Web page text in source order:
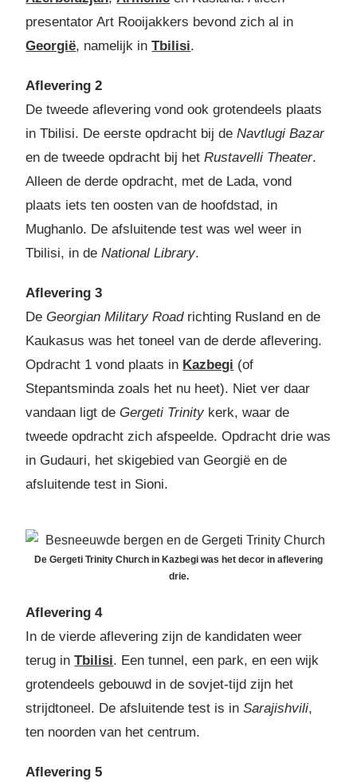
presentator Art Rooijakkers bevond zich al in
Georgië, namelijk inTbilisi.
Aflevering 2
De tweede aflevering vond ook grotendeels plaats
in Tbilisi. De eerste opdracht bij deNavtlugi Bazar
en de tweede opdracht bij hetRustavelli Theater.
Alleen de derde opdracht, met de Lada, vond
plaats iets ten oosten van de hoofdstad, in
Mughanlo. De afsluitende test was wel weer in
Tbilisi, in deNational Library.
Aflevering 3
DeGeorgian Military Roadrichting Rusland en de
Kaukasus was het toneel van de derde aflevering.
Opdracht 1 vond plaats in Kazbegi (of
Stepantsminda zoals het nu heet). Niet ver daar
vandaan ligt deGergeti Trinity kerk, waar de
tweede opdracht zich afspeelde. Opdracht drie was
in Gudauri, het skigebied van Georgië en de
afsluitende test in Sioni.
De Gergeti Trinity Church in Kazbegi was het decor in aflevering
drie.
Aflevering 4
In de vierde aflevering zijn de kandidaten weer
terug inTbilisi. Een tunnel, een park, en een wijk
grotendeels gebouwd in de sovjet-tijd zijn het
strijdtoneel. De afsluitende test is inSarajishvili,
ten noorden van het centrum.
Aflevering 5